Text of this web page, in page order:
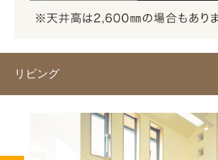
リビング